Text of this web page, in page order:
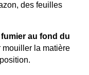
des feuilles
au fond du
mouiller la matière